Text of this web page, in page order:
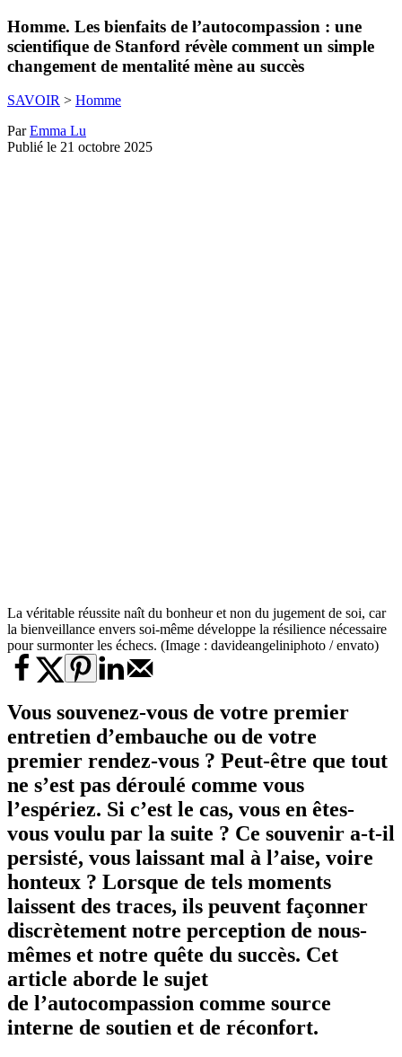
Homme. Les bienfaits de l’autocompassion : une
scientifique de Stanford révèle comment un simple
changement de mentalité mène au succès
SAVOIR > Homme
ParEmma Lu
Publié le 21 octobre 2025
La véritable réussite naît du bonheur et non du jugement de soi, car
la bienveillance envers soi-même développe la résilience nécessaire
pour surmonter les échecs. (Image : davideangeliniphoto / envato)
Vous souvenez-vous de votre premier
entretien d’embauche ou de votre
premier rendez-vous ? Peut-être que tout
ne s’est pas déroulé comme vous
l’espériez. Si c’est le cas, vous en êtes-
vous voulu par la suite ? Ce souvenir a-t-il
persisté, vous laissant mal à l’aise, voire
honteux ? Lorsque de tels moments
laissent des traces, ils peuvent façonner
discrètement notre perception de nous-
mêmes et notre quête du succès. Cet
article aborde le sujet
de l’autocompassion comme source
interne de soutien et de réconfort.